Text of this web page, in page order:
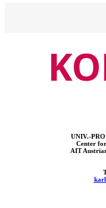
UNIV.-
Center
AIT